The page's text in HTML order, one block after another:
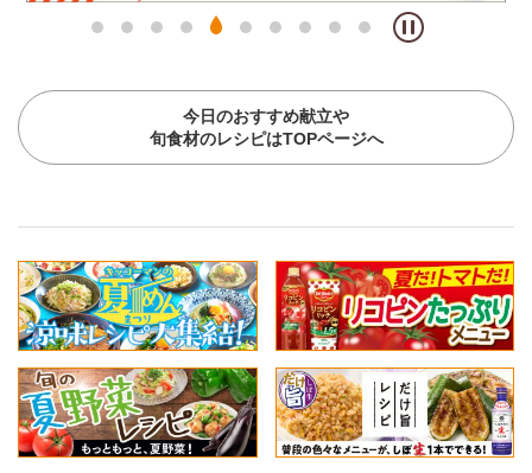
今日のおすすめ献立や
旬食材のレシピはTOPページへ